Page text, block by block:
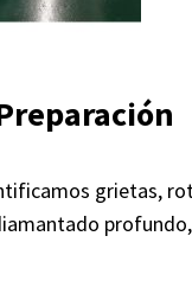
grietas,